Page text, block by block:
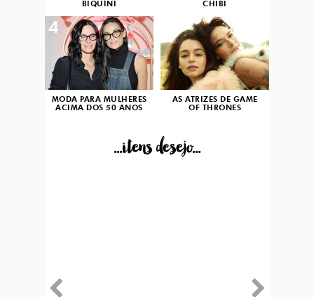
BIQUÍNI CHIBI
MODA PARA MULHERES
ACIMA DOS 50 ANOS
4
AS ATRIZES DE GAME
OF THRONES
...itens desejo...